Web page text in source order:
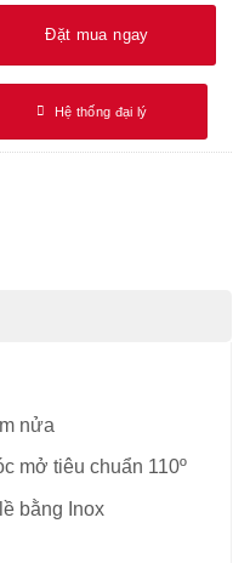
Đặt mua ngay
Hệ thống đại lý
nửa
mở tiêu chuẩn 110º
bằng Inox